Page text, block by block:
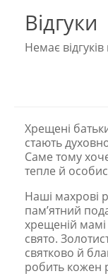
Відгуки
Немає
Хрещені
стають
Саме тому
тепле й
Наші
пам’ятний
хрещеній
свято.
святково й
робить кожен